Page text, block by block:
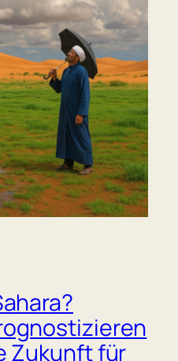
Zukunft für